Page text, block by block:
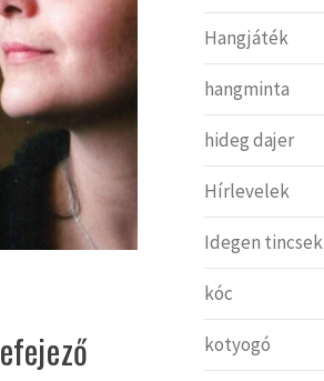
Hangjáték
hangminta
hideg dajer
Hírlevelek
Idegen tincsek
kóc
kotyogó